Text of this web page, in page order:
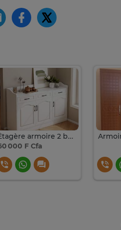
Étagère armoire 2 battants en bois - Console en bois laqué
000 F Cfa